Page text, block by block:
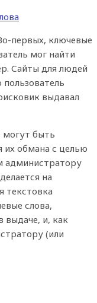
первых, ключевые
мог найти
Сайты для людей
выдавал
могут быть
их обмана с целью
администратору
на
текстовка
слова,
выдаче, и, как
(или